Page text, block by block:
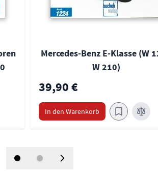
Mercedes-Benz E-Klasse (W
W 210)
39,90 €
In den Warenkorb